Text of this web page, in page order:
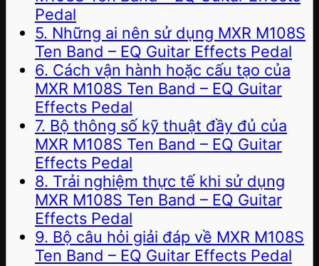
Pedal
5. Những ai nên sử dụng MXR M108S
Ten Band – EQ Guitar Effects Pedal
6. Cách vận hành hoặc cấu tạo của
MXR M108S Ten Band – EQ Guitar
Effects Pedal
7. Bộ thông số kỹ thuật đầy đủ của
MXR M108S Ten Band – EQ Guitar
Effects Pedal
8. Trải nghiệm thực tế khi sử dụng
MXR M108S Ten Band – EQ Guitar
Effects Pedal
9. Bộ câu hỏi giải đáp về MXR M108S
Ten Band – EQ Guitar Effects Pedal